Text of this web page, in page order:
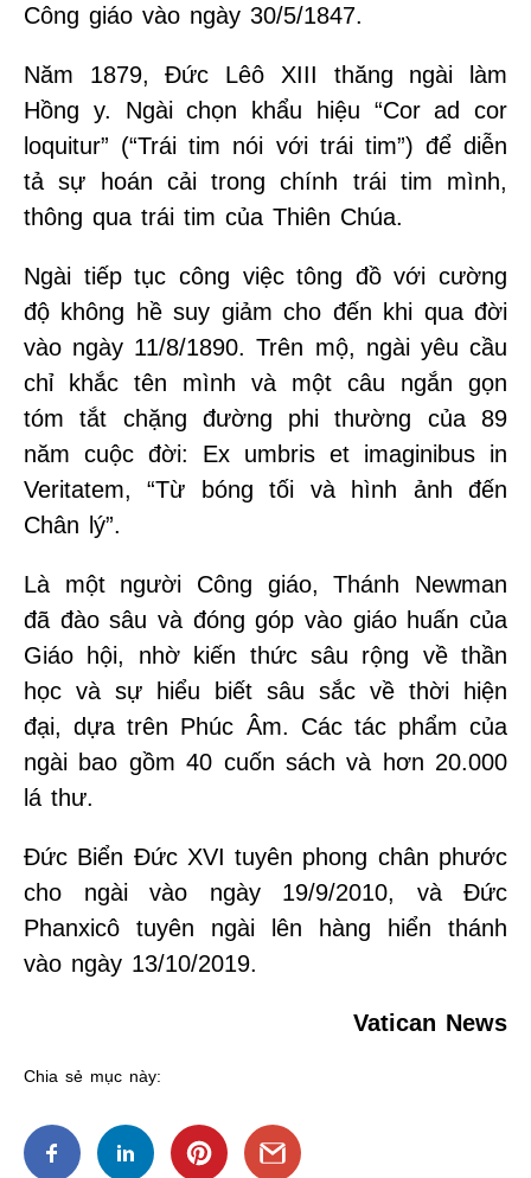
Công giáo vào ngày 30/5/1847.
Năm 1879, Đức Lêô XIII thăng ngài làm
Hồng y. Ngài chọn khẩu hiệu “Cor ad cor
loquitur” (“Trái tim nói với trái tim”) để diễn
tả sự hoán cải trong chính trái tim mình,
thông qua trái tim của Thiên Chúa.
Ngài tiếp tục công việc tông đồ với cường
độ không hề suy giảm cho đến khi qua đời
vào ngày 11/8/1890. Trên mộ, ngài yêu cầu
chỉ khắc tên mình và một câu ngắn gọn
tóm tắt chặng đường phi thường của 89
năm cuộc đời: Ex umbris et imaginibus in
Veritatem, “Từ bóng tối và hình ảnh đến
Chân lý”.
Là một người Công giáo, Thánh Newman
đã đào sâu và đóng góp vào giáo huấn của
Giáo hội, nhờ kiến thức sâu rộng về thần
học và sự hiểu biết sâu sắc về thời hiện
đại, dựa trên Phúc Âm. Các tác phẩm của
ngài bao gồm 40 cuốn sách và hơn 20.000
lá thư.
Đức Biển Đức XVI tuyên phong chân phước
cho ngài vào ngày 19/9/2010, và Đức
Phanxicô tuyên ngài lên hàng hiển thánh
vào ngày 13/10/2019.
Vatican News
Chia sẻ mục này: